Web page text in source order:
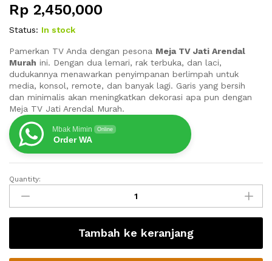
Rp 2,450,000
Status: In stock
Pamerkan TV Anda dengan pesona Meja TV Jati Arendal
Murah ini. Dengan dua lemari, rak terbuka, dan laci,
dudukannya menawarkan penyimpanan berlimpah untuk
media, konsol, remote, dan banyak lagi. Garis yang bersih
dan minimalis akan meningkatkan dekorasi apa pun dengan
Meja TV Jati Arendal Murah.
Mbak Mimin Online
Order WA
Meja
Jati
Arendal
quantity
Quantity:
Tambah ke keranjang